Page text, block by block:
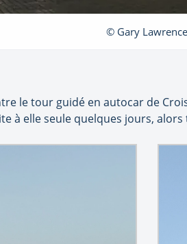
© Gary Lawrence
le tour guidé en autocar de
à elle seule quelques jours,